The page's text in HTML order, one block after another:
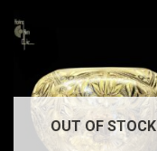
OUT OF STOCK